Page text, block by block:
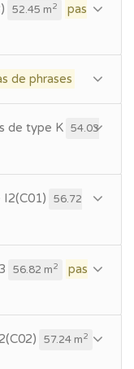
52.45 m2
pas
de phrases
de type K 54.03
56.72
56.82 m2
pas
57.24 m2